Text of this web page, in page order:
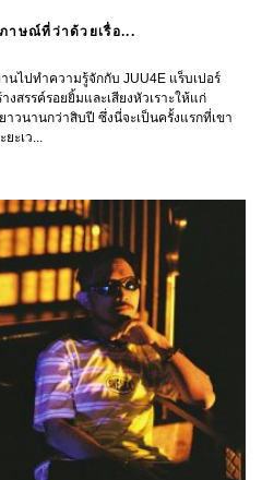
าษณ์ที่ว่าด้วยเรื่อ...
นไปทำความรู้จักกับ JUU4E แร็บเปอร์
สรรค์รอยยิ้มและเสียงหัวเราะให้แก่
วนานกว่าสิบปี ซึ่งนี่จะเป็นครั้งแรกที่เขา
ยะเว...